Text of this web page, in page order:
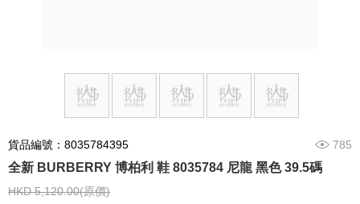
貨品編號：8035784395 785
全新 BURBERRY 博柏利 鞋 8035784 尼龍 黑色 39.5碼
HKD 5,120.00(原價)